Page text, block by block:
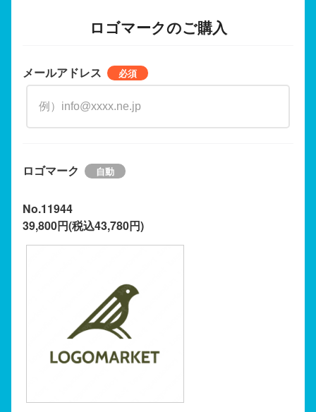
ロゴマークのご購入
メールアドレス
ロゴマーク
No.11944
39,800円(税込43,780円)